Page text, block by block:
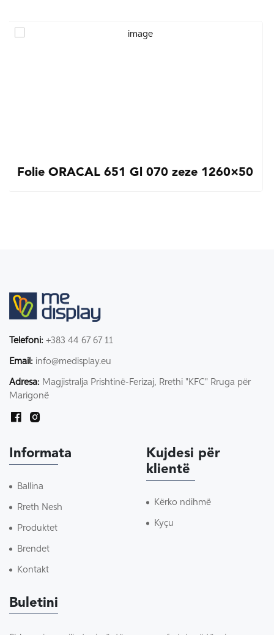
Folie ORACAL 651 Gl 070 zeze 1260×50
Telefoni: +383 44 67 67 11
Email: info@medisplay.eu
Adresa: Magjistralja Prishtinë-Ferizaj, Rrethi "KFC" Rruga për
Marigonë
Informata
Ballina
Rreth Nesh
Produktet
Brendet
Kontakt
Kujdesi për
klientë
Kërko ndihmë
Kyçu
Buletini